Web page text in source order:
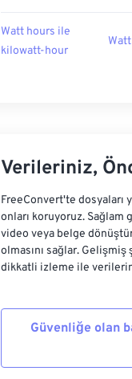
Watt hours ile
kilowatt-hour
Verileriniz,
FreeConvert'te dosyaları
onları koruyoruz.
video veya belge
olmasını sağlar.
dikkatli izleme ile
Güvenliğe olan